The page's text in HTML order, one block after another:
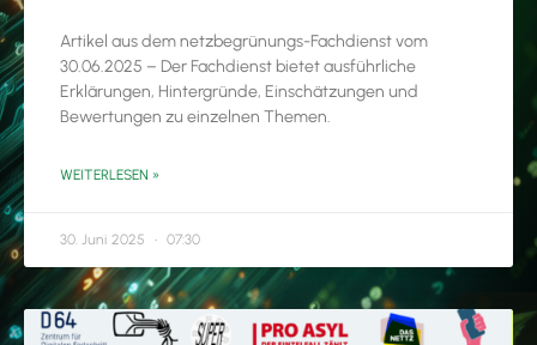
Artikel aus dem netzbegrünungs-Fachdienst vom
30.06.2025 – Der Fachdienst bietet ausführliche
Erklärungen, Hintergründe, Einschätzungen und
Bewertungen zu einzelnen Themen.
WEITERLESEN »
30. Juni 2025 07:30